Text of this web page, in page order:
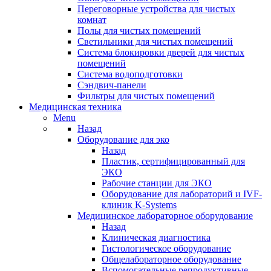
Переговорные устройства для чистых
комнат
Полы для чистых помещений
Светильники для чистых помещений
Система блокировки дверей для чистых
помещений
Система водоподготовки
Сэндвич-панели
Фильтры для чистых помещений
Медицинская техника
Menu
Назад
Оборудование для эко
Назад
Пластик, сертифицированный для
ЭКО
Рабочие станции для ЭКО
Оборудование для лабораторий и IVF-
клиник K-Systems
Медицинское лабораторное оборудование
Назад
Клиническая диагностика
Гистологическое оборудование
Общелабораторное оборудование